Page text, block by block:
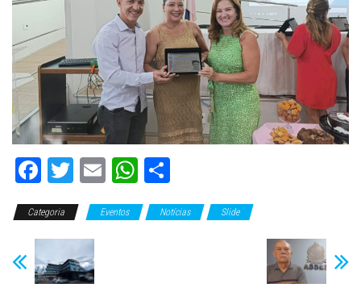
Fa
ce
bo
ok
T
wi
tt
er
E
m
ail
W
ha
ts
o
m
Categoria Eventos Notícias Slide